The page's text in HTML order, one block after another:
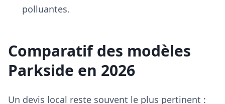
polluantes.
Comparatif des modèles
Parkside en 2026
Un devis local reste souvent le plus pertinent :